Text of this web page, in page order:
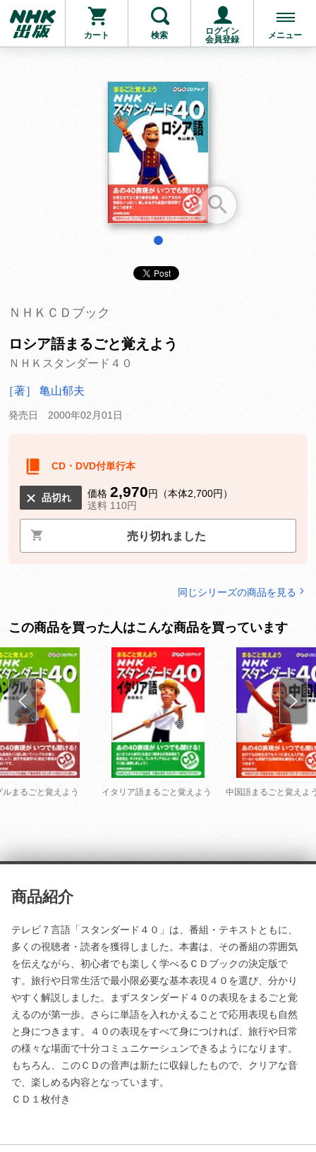
カート 検索
ログイン
会員登録
メニュー
お支払いに進む
他にも商品を買う
ＮＨＫＣＤブック
ロシア語まるごと覚えよう
ＮＨＫスタンダード４０
［著］ 亀山郁夫
発売日 2000年02月01日
CD・DVD付単行本
品切れ 価格 2,970円（本体2,700円）
送料 110円
売り切れました
同じシリーズの商品を見る
この商品を買った人はこんな商品を買っています
ルまるごと覚えよう イタリア語まるごと覚えよう 中国語まるごと覚えよ
商品紹介
テレビ７言語「スタンダード４０」は、番組・テキストともに、
多くの視聴者・読者を獲得しました。本書は、その番組の雰囲気
を伝えながら、初心者でも楽しく学べるＣＤブックの決定版で
す。旅行や日常生活で最小限必要な基本表現４０を選び、分かり
やすく解説しました。まずスタンダード４０の表現をまるごと覚
えるのが第一歩。さらに単語を入れかえることで応用表現も自然
と身につきます。４０の表現をすべて身につければ、旅行や日常
の様々な場面で十分コミュニケーシュンできるようになります。
もちろん、このＣＤの音声は新たに収録したもので、クリアな音
で、楽しめる内容となっています。
ＣＤ１枚付き